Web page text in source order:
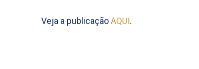
Veja a publicaçãoAQUI.